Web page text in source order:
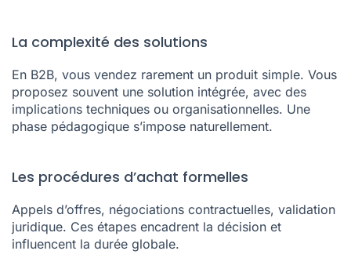
La complexité des solutions
En B2B, vous vendez rarement un produit simple. Vous
proposez souvent une solution intégrée, avec des
implications techniques ou organisationnelles. Une
phase pédagogique s’impose naturellement.
Les procédures d’achat formelles
Appels d’offres, négociations contractuelles, validation
juridique. Ces étapes encadrent la décision et
influencent la durée globale.